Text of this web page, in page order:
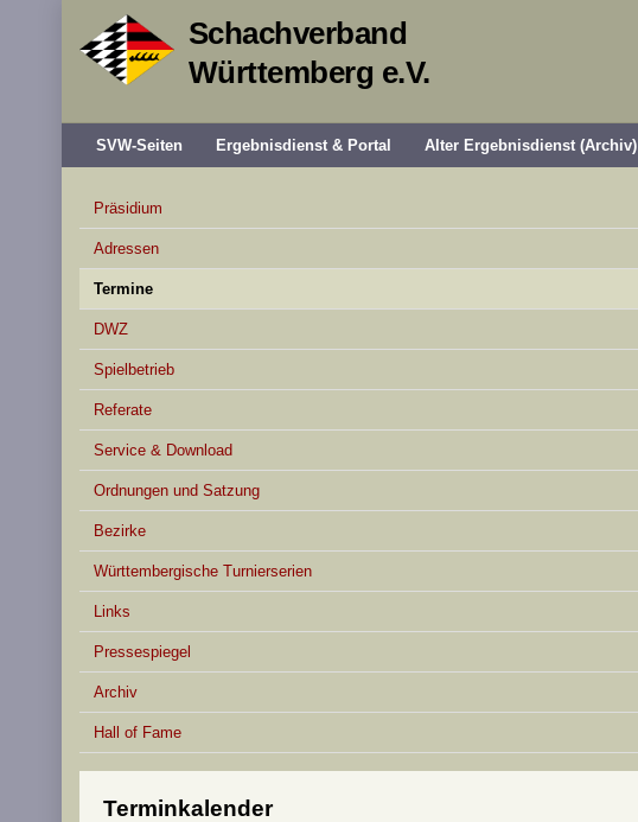
Schachverband
Württemberg e.V.
SVW-Seiten Ergebnisdienst & Portal Alter Ergebnisdienst (Archiv)
Präsidium
Adressen
Termine
DWZ
Spielbetrieb
Referate
Service & Download
Ordnungen und Satzung
Bezirke
Württembergische Turnierserien
Links
Pressespiegel
Archiv
Hall of Fame
Terminkalender